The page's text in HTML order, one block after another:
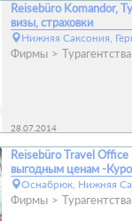
Reisebüro Komandor,
визы, страховки
Нижняя Саксония,
Фирмы Турагентства
28.07.2014
Reisebüro Travel Office
выгодным ценам -
Оснабрюк, Нижняя
Фирмы Турагентства